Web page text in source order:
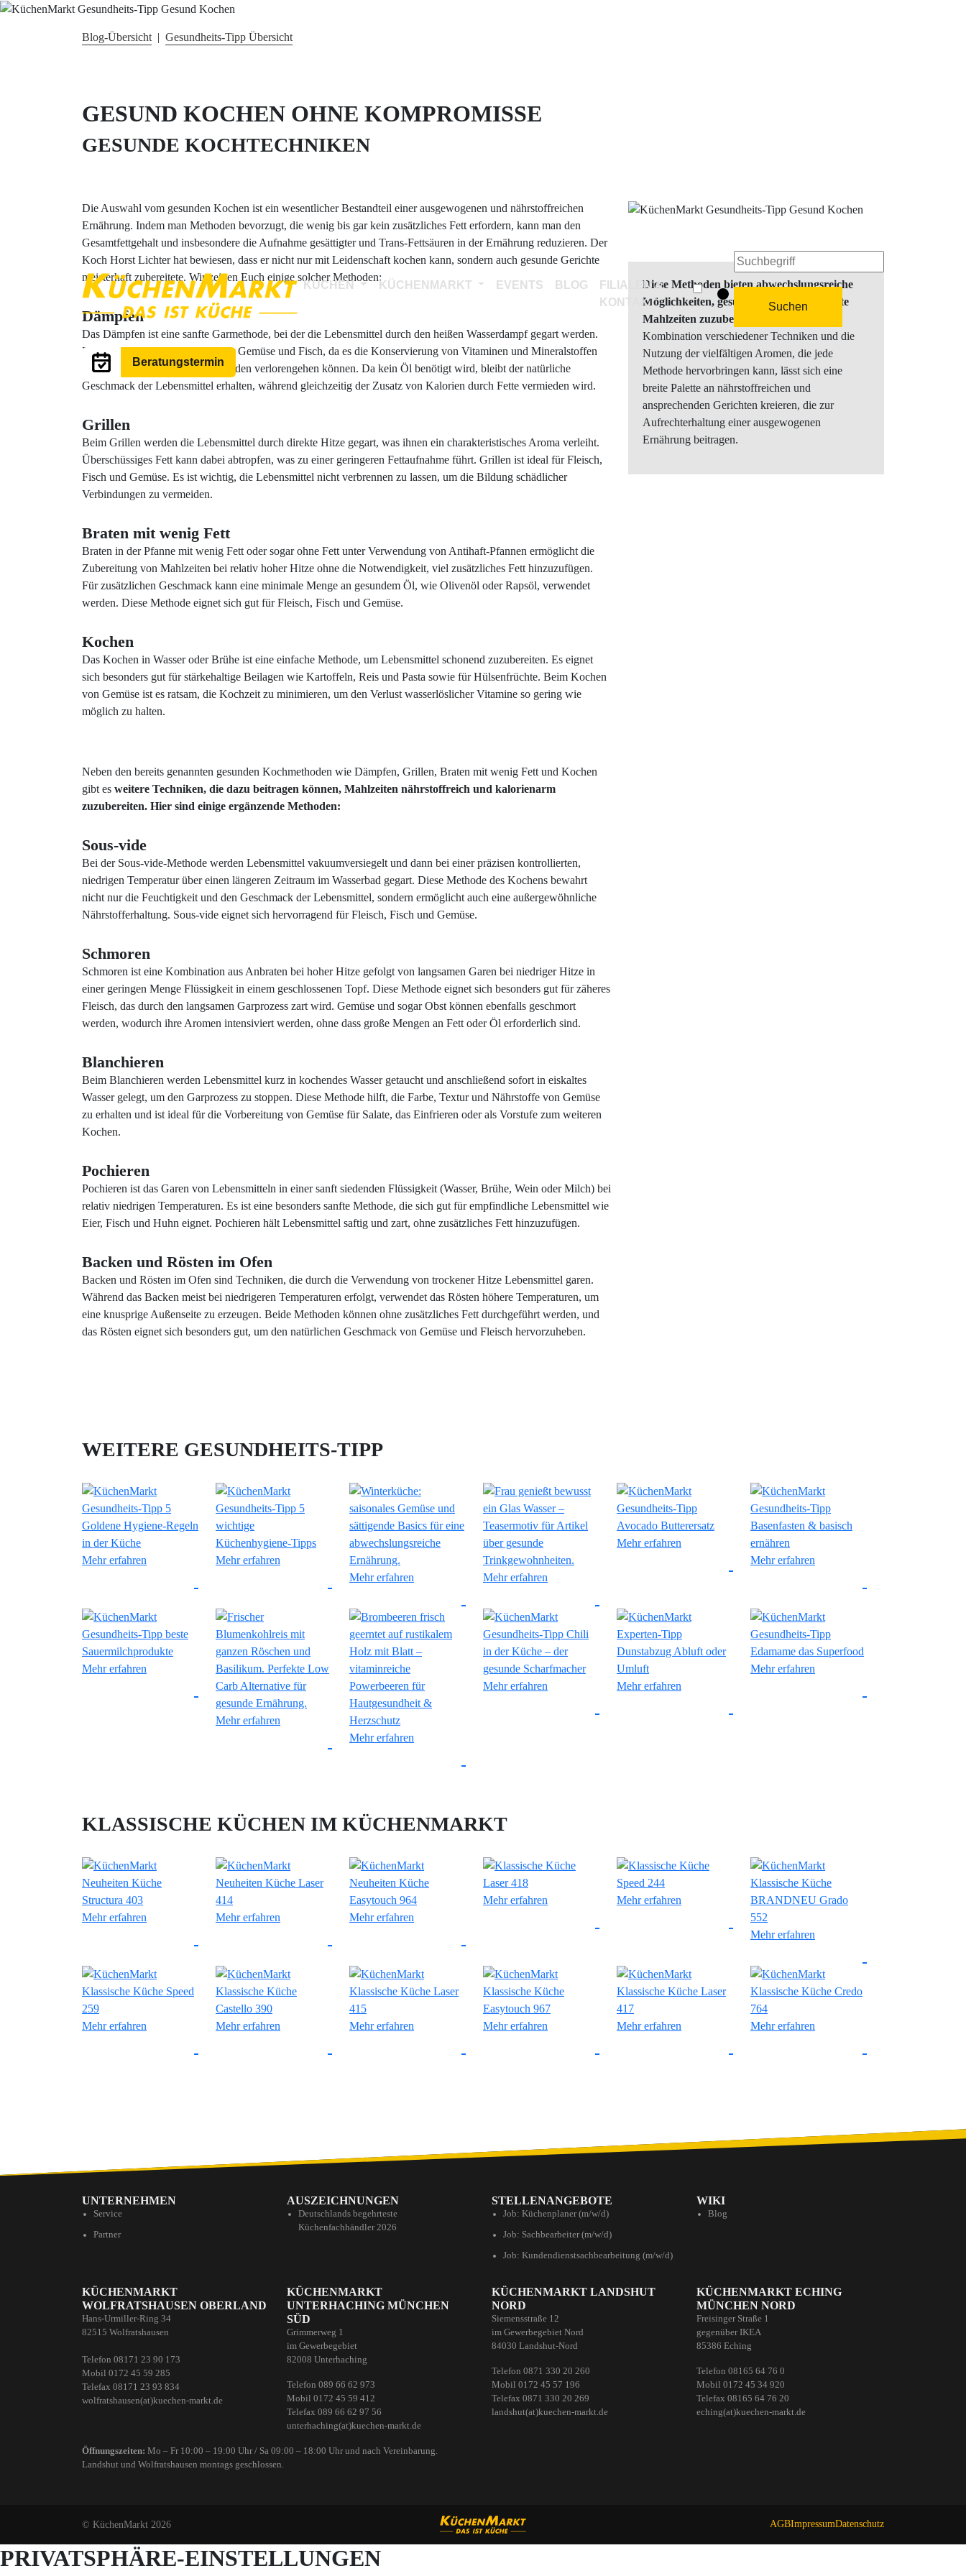
KÜCHEN KÜCHENMARKT EVENTS BLOG
FILIALEN &
KONTAKT
Suchen
Beratungstermin
Blog-Übersicht | Gesundheits-Tipp Übersicht
GESUND KOCHEN OHNE KOMPROMISSE
GESUNDE KOCHTECHNIKEN
Die Auswahl vom gesunden Kochen ist ein wesentlicher Bestandteil einer ausgewogenen und nährstoffreichen
Ernährung. Indem man Methoden bevorzugt, die wenig bis gar kein zusätzliches Fett erfordern, kann man den
Gesamtfettgehalt und insbesondere die Aufnahme gesättigter und Trans-Fettsäuren in der Ernährung reduzieren. Der
Koch Horst Lichter hat bewiesen, dass er nicht nur mit Leidenschaft kochen kann, sondern auch gesunde Gerichte
meisterhaft zubereitete. Wir zeigen Euch einige solcher Methoden:
Dämpfen
Das Dämpfen ist eine sanfte Garmethode, bei der die Lebensmittel durch den heißen Wasserdampf gegart werden.
Dies eignet sich besonders gut für Gemüse und Fisch, da es die Konservierung von Vitaminen und Mineralstoffen
fördert, die bei anderen Garmethoden verlorengehen können. Da kein Öl benötigt wird, bleibt der natürliche
Geschmack der Lebensmittel erhalten, während gleichzeitig der Zusatz von Kalorien durch Fette vermieden wird.
Grillen
Beim Grillen werden die Lebensmittel durch direkte Hitze gegart, was ihnen ein charakteristisches Aroma verleiht.
Überschüssiges Fett kann dabei abtropfen, was zu einer geringeren Fettaufnahme führt. Grillen ist ideal für Fleisch,
Fisch und Gemüse. Es ist wichtig, die Lebensmittel nicht verbrennen zu lassen, um die Bildung schädlicher
Verbindungen zu vermeiden.
Braten mit wenig Fett
Braten in der Pfanne mit wenig Fett oder sogar ohne Fett unter Verwendung von Antihaft-Pfannen ermöglicht die
Zubereitung von Mahlzeiten bei relativ hoher Hitze ohne die Notwendigkeit, viel zusätzliches Fett hinzuzufügen.
Für zusätzlichen Geschmack kann eine minimale Menge an gesundem Öl, wie Olivenöl oder Rapsöl, verwendet
werden. Diese Methode eignet sich gut für Fleisch, Fisch und Gemüse.
Kochen
Das Kochen in Wasser oder Brühe ist eine einfache Methode, um Lebensmittel schonend zuzubereiten. Es eignet
sich besonders gut für stärkehaltige Beilagen wie Kartoffeln, Reis und Pasta sowie für Hülsenfrüchte. Beim Kochen
von Gemüse ist es ratsam, die Kochzeit zu minimieren, um den Verlust wasserlöslicher Vitamine so gering wie
möglich zu halten.
Neben den bereits genannten gesunden Kochmethoden wie Dämpfen, Grillen, Braten mit wenig Fett und Kochen
gibt es weitere Techniken, die dazu beitragen können, Mahlzeiten nährstoffreich und kalorienarm
zuzubereiten. Hier sind einige ergänzende Methoden:
Sous-vide
Bei der Sous-vide-Methode werden Lebensmittel vakuumversiegelt und dann bei einer präzisen kontrollierten,
niedrigen Temperatur über einen längeren Zeitraum im Wasserbad gegart. Diese Methode des Kochens bewahrt
nicht nur die Feuchtigkeit und den Geschmack der Lebensmittel, sondern ermöglicht auch eine außergewöhnliche
Nährstofferhaltung. Sous-vide eignet sich hervorragend für Fleisch, Fisch und Gemüse.
Schmoren
Schmoren ist eine Kombination aus Anbraten bei hoher Hitze gefolgt von langsamen Garen bei niedriger Hitze in
einer geringen Menge Flüssigkeit in einem geschlossenen Topf. Diese Methode eignet sich besonders gut für zäheres
Fleisch, das durch den langsamen Garprozess zart wird. Gemüse und sogar Obst können ebenfalls geschmort
werden, wodurch ihre Aromen intensiviert werden, ohne dass große Mengen an Fett oder Öl erforderlich sind.
Blanchieren
Beim Blanchieren werden Lebensmittel kurz in kochendes Wasser getaucht und anschließend sofort in eiskaltes
Wasser gelegt, um den Garprozess zu stoppen. Diese Methode hilft, die Farbe, Textur und Nährstoffe von Gemüse
zu erhalten und ist ideal für die Vorbereitung von Gemüse für Salate, das Einfrieren oder als Vorstufe zum weiteren
Kochen.
Pochieren
Pochieren ist das Garen von Lebensmitteln in einer sanft siedenden Flüssigkeit (Wasser, Brühe, Wein oder Milch) bei
relativ niedrigen Temperaturen. Es ist eine besonders sanfte Methode, die sich gut für empfindliche Lebensmittel wie
Eier, Fisch und Huhn eignet. Pochieren hält Lebensmittel saftig und zart, ohne zusätzliches Fett hinzuzufügen.
Backen und Rösten im Ofen
Backen und Rösten im Ofen sind Techniken, die durch die Verwendung von trockener Hitze Lebensmittel garen.
Während das Backen meist bei niedrigeren Temperaturen erfolgt, verwendet das Rösten höhere Temperaturen, um
eine knusprige Außenseite zu erzeugen. Beide Methoden können ohne zusätzliches Fett durchgeführt werden, und
das Rösten eignet sich besonders gut, um den natürlichen Geschmack von Gemüse und Fleisch hervorzuheben.
Diese Methoden bieten abwechslungsreiche
Möglichkeiten, gesunde und schmackhafte
Mahlzeiten zuzubereiten
Kombination verschiedener Techniken und die
Nutzung der vielfältigen Aromen, die jede
Methode hervorbringen kann, lässt sich eine
breite Palette an nährstoffreichen und
ansprechenden Gerichten kreieren, die zur
Aufrechterhaltung einer ausgewogenen
Ernährung beitragen.
WEITERE GESUNDHEITS-TIPP
Mehr erfahren
Mehr erfahren
Mehr erfahren
Mehr erfahren
Mehr erfahren
Mehr erfahren
Mehr erfahren
Mehr erfahren
Mehr erfahren
Mehr erfahren Mehr erfahren
Mehr erfahren
KLASSISCHE KÜCHEN IM KÜCHENMARKT
Mehr erfahren Mehr erfahren Mehr erfahren
Mehr erfahren Mehr erfahren
Mehr erfahren
Mehr erfahren Mehr erfahren Mehr erfahren Mehr erfahren Mehr erfahren Mehr erfahren
UNTERNEHMEN
Service
Partner
AUSZEICHNUNGEN
Deutschlands begehrteste
Küchenfachhändler 2026
STELLENANGEBOTE
Job: Küchenplaner (m/w/d)
Job: Sachbearbeiter (m/w/d)
Job: Kundendienstsachbearbeitung (m/w/d)
WIKI
Blog
KÜCHENMARKT
WOLFRATSHAUSEN OBERLAND
Hans-Urmiller-Ring 34
82515 Wolfratshausen
Telefon 08171 23 90 173
Mobil 0172 45 59 285
Telefax 08171 23 93 834
wolfratshausen(at)kuechen-markt.de
KÜCHENMARKT
UNTERHACHING MÜNCHEN
SÜD
Grimmerweg 1
im Gewerbegebiet
82008 Unterhaching
Telefon 089 66 62 973
Mobil 0172 45 59 412
Telefax 089 66 62 97 56
unterhaching(at)kuechen-markt.de
KÜCHENMARKT LANDSHUT
NORD
Siemensstraße 12
im Gewerbegebiet Nord
84030 Landshut-Nord
Telefon 0871 330 20 260
Mobil 0172 45 57 196
Telefax 0871 330 20 269
landshut(at)kuechen-markt.de
KÜCHENMARKT ECHING
MÜNCHEN NORD
Freisinger Straße 1
gegenüber IKEA
85386 Eching
Telefon 08165 64 76 0
Mobil 0172 45 34 920
Telefax 08165 64 76 20
eching(at)kuechen-markt.de
Öffnungszeiten: Mo – Fr 10:00 – 19:00 Uhr / Sa 09:00 – 18:00 Uhr und nach Vereinbarung.
Landshut und Wolfratshausen montags geschlossen.
© KüchenMarkt 2026 AGBImpressumDatenschutz
PRIVATSPHÄRE-EINSTELLUNGEN